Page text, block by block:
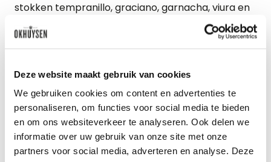
Deze website maakt gebruik van cookies
We gebruiken cookies om content en advertenties te
personaliseren, om functies voor social media te bieden
en om ons websiteverkeer te analyseren. Ook delen we
informatie over uw gebruik van onze site met onze
partners voor social media, adverteren en analyse. Deze
stokken tempranillo, graciano, garnacha, viura en
malvasia, waar hij de meest fantastische, elegante
liefde en precisie die je terug proeft in zijn wijn.